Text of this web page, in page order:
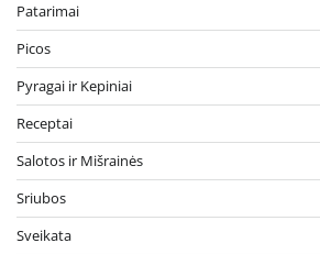
Patarimai
Picos
Pyragai ir Kepiniai
Receptai
Salotos ir Mišrainės
Sriubos
Sveikata